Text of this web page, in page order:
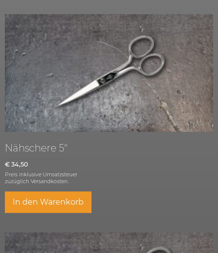
Nähschere 5″
€ 34,50
Preis inklusive Umsatzsteuer
zuzüglich Versandkosten.
In den Warenkorb